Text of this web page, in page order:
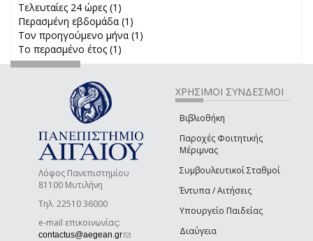
Τελευταίες 24 ώρες (1)
Περασμένη εβδομάδα (1)
Τον προηγούμενο μήνα (1)
Το περασμένο έτος (1)
Λόφος Πανεπιστημίου
81100 Μυτιλήνη
Τηλ. 22510 36000
e-mail επικοινωνίας:
contactus@aegean.gr(link sends e-mail)
ΧΡΗΣΙΜΟΙ ΣΥΝΔΕΣΜΟΙ
Βιβλιοθήκη
Παροχές Φοιτητικής
Μέριμνας
Συμβουλευτικοί Σταθμοί
Έντυπα / Αιτήσεις
Υπουργείο Παιδείας
Διαύγεια